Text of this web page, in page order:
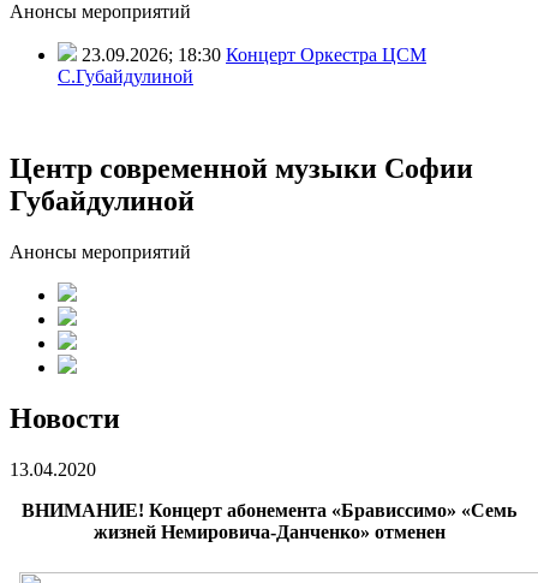
Анонсы мероприятий
23.09.2026; 18:30 Концерт Оркестра ЦСМ
С.Губайдулиной
Центр современной музыки Софии
Губайдулиной
Анонсы мероприятий
Новости
13.04.2020
ВНИМАНИЕ! Концерт абонемента «Брависсимо» «Семь
жизней Немировича-Данченко» отменен